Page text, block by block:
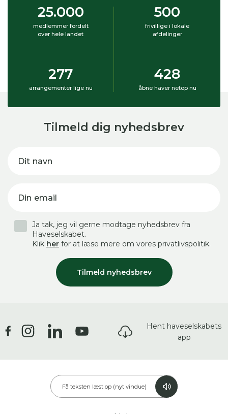
25.000
medlemmer fordelt
over hele landet
500
frivillige i lokale
afdelinger
277
arrangementer lige nu
428
åbne haver netop nu
Tilmeld dig nyhedsbrev
Dit navn
Din email
Tilmeld nyhedsbrev
Ja tak, jeg vil gerne modtage nyhedsbrev fra
Haveselskabet.
Klik her for at læse mere om vores privatlivspolitik.
Hent haveselskabets
app
Få teksten læst op (nyt vindue)